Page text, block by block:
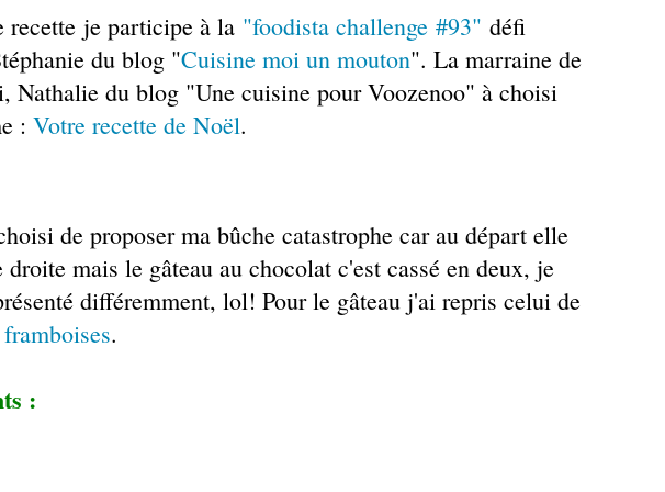
recette je participe à la "foodista challenge #93" défi
du blog "Cuisine moi un mouton". La marraine de
Nathalie du blog "Une cuisine pour Voozenoo" à choisi
: Votre recette de Noël.
de proposer ma bûche catastrophe car au départ elle
droite mais le gâteau au chocolat c'est cassé en deux, je
différemment, lol! Pour le gâteau j'ai repris celui de
.
: